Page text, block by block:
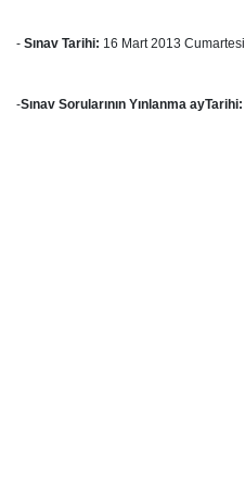
- Sınav Tarihi: 16 Mart 2013 Cumartesi
-Sınav Sorularının Yınlanma ayTarihi: